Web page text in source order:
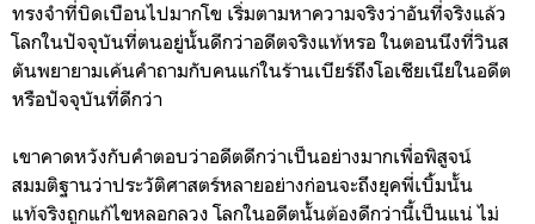
ทรงจำที่บิดเบือนไปมากโข เริ่มตามหาความจริงว่าอันที่จริงแล้ว
โลกในปัจจุบันที่ตนอยู่นั้นดีกว่าอดีตจริงแท้หรอ ในตอนนึงที่วินส
ตันพยายามเค้นคำถามกับคนแก่ในร้านเบียร์ถึงโอเชียเนียในอดีต
หรือปัจจุบันที่ดีกว่า
เขาคาดหวังกับคำตอบว่าอดีตดีกว่าเป็นอย่างมากเพื่อพิสูจน์
สมมติฐานว่าประวัติศาสตร์หลายอย่างก่อนจะถึงยุคพี่เบิ้มนั้น
แท้จริงถูกแก้ไขหลอกลวง โลกในอดีตนั้นต้องดีกว่านี้เป็นแน่ ไม่